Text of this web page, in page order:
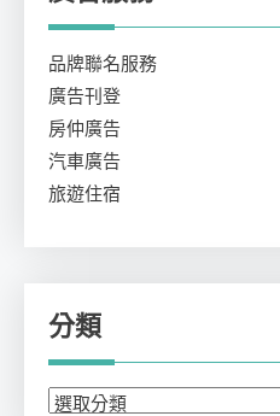
品牌聯名服務
廣告刊登
房仲廣告
汽車廣告
旅遊住宿
分類
分